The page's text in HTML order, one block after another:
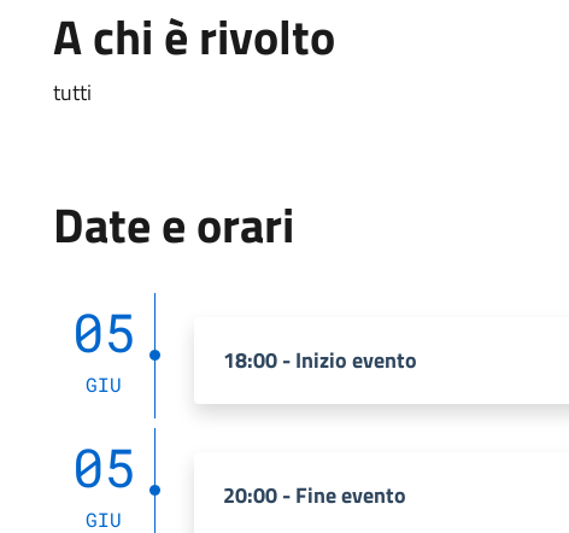
A chi è rivolto
tutti
Date e orari
05
GIU
18:00 - Inizio evento
05
GIU
20:00 - Fine evento